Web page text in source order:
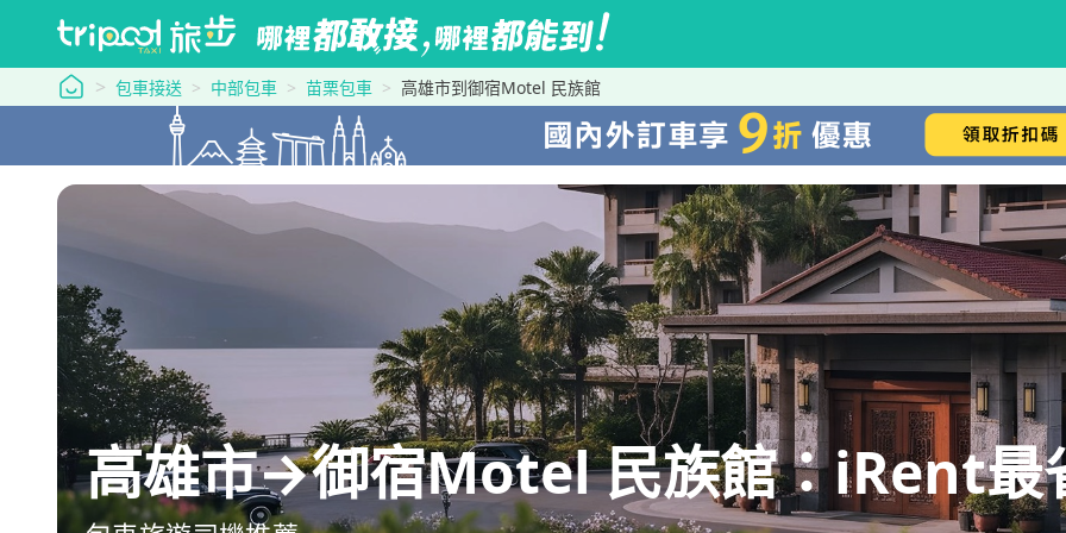
tripool 旅步
包車接送 中部包車 苗栗包車 高雄市到御宿Motel 民族館
高雄市→御宿Motel 民族館：iRent最